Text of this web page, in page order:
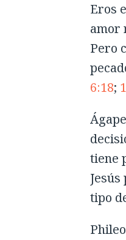
Eros
amor
Pero
6:18;
tiene
tipo